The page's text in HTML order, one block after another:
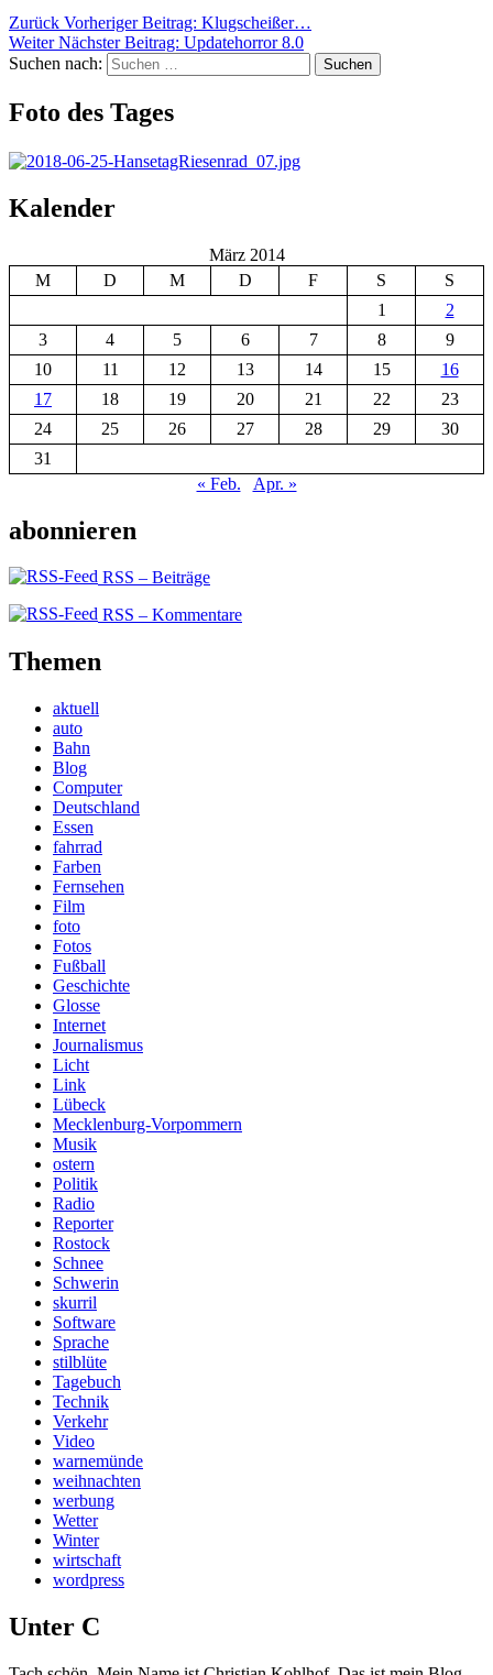
Zurück Vorheriger Beitrag: Klugscheißer…
Weiter Nächster Beitrag: Updatehorror 8.0
Suchen nach:
Suchen
Foto des Tages
Kalender
März 2014
M
D M D F S
S
1
2
3
4 5 6 7 8
9
10
11 12 13 14 15
16
17
18 19 20 21 22
23
24
25 26 27 28 29
30
31
« Feb.
Apr. »
abonnieren
RSS – Beiträge
RSS – Kommentare
Themen
aktuell
auto
Bahn
Blog
Computer
Deutschland
Essen
fahrrad
Farben
Fernsehen
Film
foto
Fotos
Fußball
Geschichte
Glosse
Internet
Journalismus
Licht
Link
Lübeck
Mecklenburg-Vorpommern
Musik
ostern
Politik
Radio
Reporter
Rostock
Schnee
Schwerin
skurril
Software
Sprache
stilblüte
Tagebuch
Technik
Verkehr
Video
warnemünde
weihnachten
werbung
Wetter
Winter
wirtschaft
wordpress
Unter C